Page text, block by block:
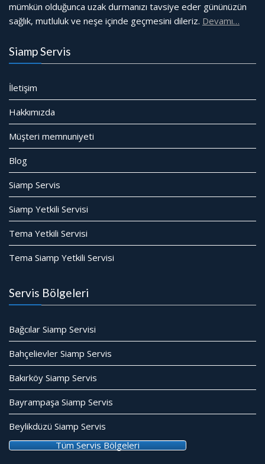
mümkün olduğunca uzak durmanızı tavsiye eder gününüzün
sağlık, mutluluk ve neşe içinde geçmesini dileriz. Devamı…
Siamp Servis
İletişim
Hakkımızda
Müşteri memnuniyeti
Blog
Siamp Servis
Siamp Yetkili Servisi
Tema Yetkili Servisi
Tema Siamp Yetkili Servisi
Servis Bölgeleri
Bağcılar Siamp Servisi
Bahçelievler Siamp Servis
Bakırköy Siamp Servis
Bayrampaşa Siamp Servis
Beylikdüzü Siamp Servis
Tüm Servis Bölgeleri